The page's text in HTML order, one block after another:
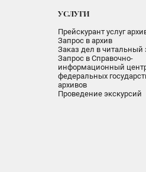
УСЛУГИ
Прейскурант услуг
Запрос в архив
Заказ дел в читальный
Запрос в Справочно-
информационный
федеральных
архивов
Проведение экскурсий